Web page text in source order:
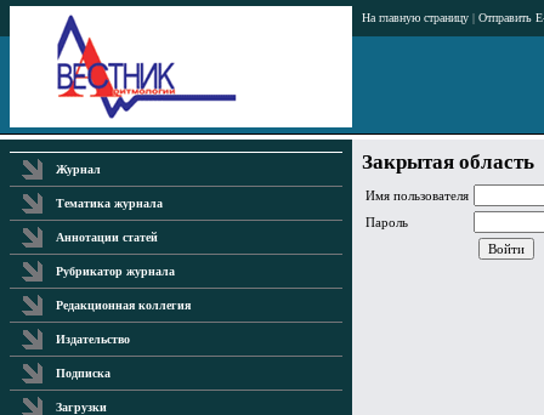
На главную страницу | Отправить
Журнал
Тематика журнала
Аннотации статей
Рубрикатор журнала
Редакционная коллегия
Издательство
Подписка
Загрузки
Закрытая область
Имя пользователя
Пароль